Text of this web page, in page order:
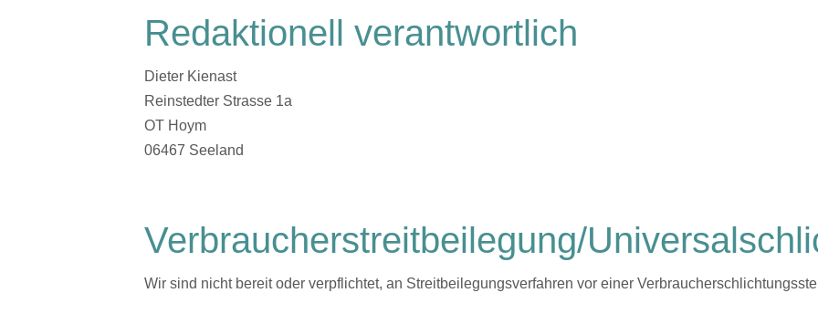
Redaktionell verantwortlich
Dieter Kienast
Reinstedter Strasse 1a
OT Hoym
06467 Seeland
Verbraucher­streit­beilegung/
Wir sind nicht bereit oder verpflichtet, an Streitbeilegungsverfahren vor einer